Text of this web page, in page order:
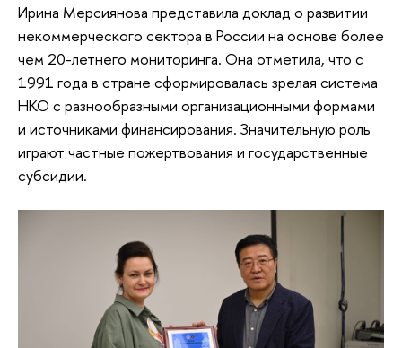
Ирина Мерсиянова представила доклад о развитии
некоммерческого сектора в России на основе более
чем 20-летнего мониторинга. Она отметила, что с
1991 года в стране сформировалась зрелая система
НКО с разнообразными организационными формами
и источниками финансирования. Значительную роль
играют частные пожертвования и государственные
субсидии.